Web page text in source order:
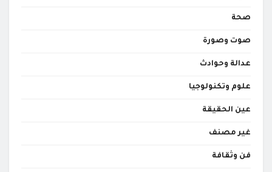
صحة
صوت وصورة
عدالة وحوادث
علوم وتكنولوجيا
عين الحقيقة
غير مصنف
فن وثقافة